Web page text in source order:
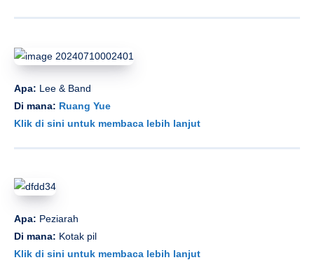
Apa: Lee & Band
Di mana: Ruang Yue
Klik di sini untuk membaca lebih lanjut
Apa: Peziarah
Di mana: Kotak pil
Klik di sini untuk membaca lebih lanjut